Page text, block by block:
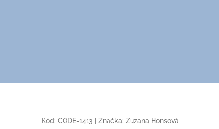
Kód: CODE-1413 Značka: Zuzana Honsová